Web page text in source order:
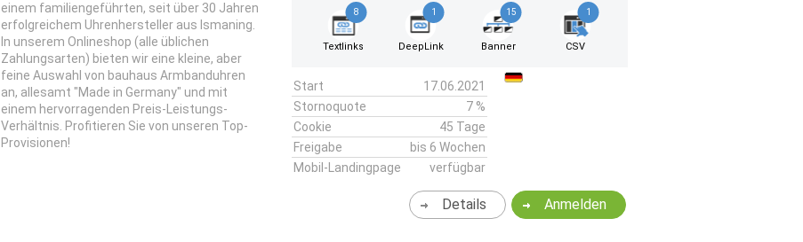
einem familiengeführten, seit über 30 Jahren
erfolgreichem Uhrenhersteller aus Ismaning.
In unserem Onlineshop (alle üblichen
Zahlungsarten) bieten wir eine kleine, aber
feine Auswahl von bauhaus Armbanduhren
an, allesamt "Made in Germany" und mit
einem hervorragenden Preis-Leistungs-
Verhältnis. Profitieren Sie von unseren Top-
Provisionen!
8
Textlinks
1
DeepLink
15
Banner
1
CSV
Start
17.06.2021
Stornoquote
7 %
Cookie
45 Tage
Freigabe
bis 6 Wochen
Mobil-Landingpage
verfügbar
Anmelden
Details